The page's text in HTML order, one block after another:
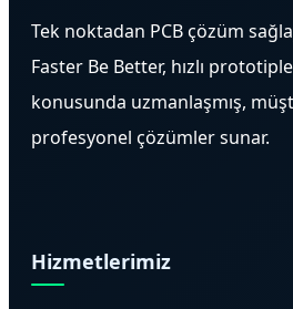
Tek noktadan PCB çözüm
Faster Be Better, hızlı
konusunda uzmanlaşmış,
profesyonel çözümler sunar.
Hizmetlerimiz